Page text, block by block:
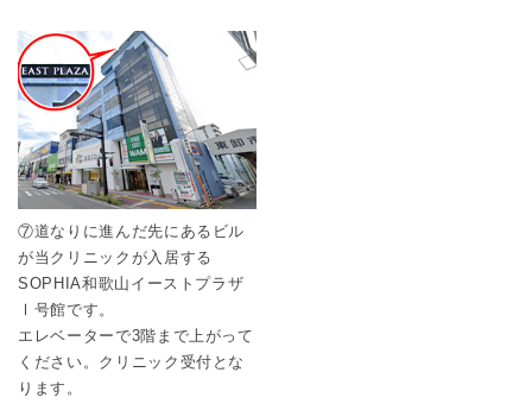
⑦道なりに進んだ先にあるビル
が当クリニックが入居する
SOPHIA和歌山イーストプラザ
Ⅰ号館です。
エレベーターで3階まで上がって
ください。クリニック受付とな
ります。